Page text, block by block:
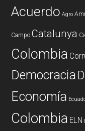
Acuerdo Agro
Campo Catalunya
Colombia
Democracia
Economía
Colombia ELN